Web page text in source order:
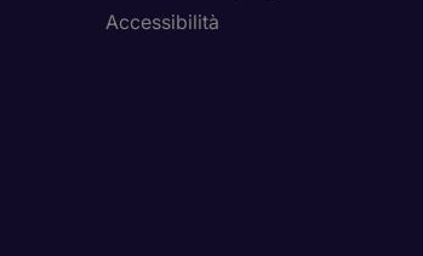
Accessibilità